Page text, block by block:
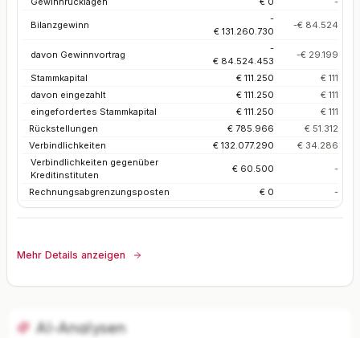
Bilanzgewinn
-
€ 131.260.730
-€ 84.524
davon Gewinnvortrag
-
€ 84.524.453
-€ 29.199
Stammkapital € 111.250
€ 111
davon eingezahlt
€ 111.250
€ 111
eingefordertes Stammkapital
€ 111.250
€ 111
Rückstellungen
€ 785.966
€ 51.312
Verbindlichkeiten
€ 132.077.290
€ 34.286
Verbindlichkeiten gegenüber
Kreditinstituten
€ 60.500 -
Rechnungsabgrenzungsposten € 0 -
Mehr Details anzeigen
AI-Analysen